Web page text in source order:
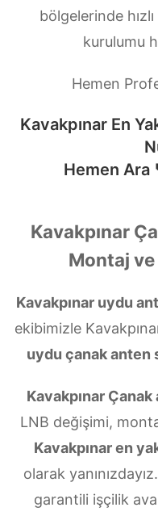
bölgelerinde
kurulumu
Hemen
Kavakpınar En
Hemen Ara
Kavakpınar
Montaj
Kavakpınar uydu
ekibimizle
uydu çanak anten
Kavakpınar
LNB değişimi,
Kavakpınar en
olarak
garantili işçilik